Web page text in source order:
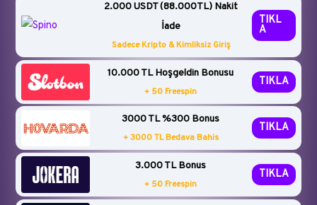
2.000 USDT (88.000TL) Nakit
İade
Sadece Kripto & Kimliksiz Giriş
TIKL
A
10.000 TL Hoşgeldin Bonusu
+ 50 Freespin
TIKLA
3000 TL %300 Bonus
+ 3000 TL Bedava Bahis
TIKLA
3.000 TL Bonus
+ 50 Freespin
TIKLA